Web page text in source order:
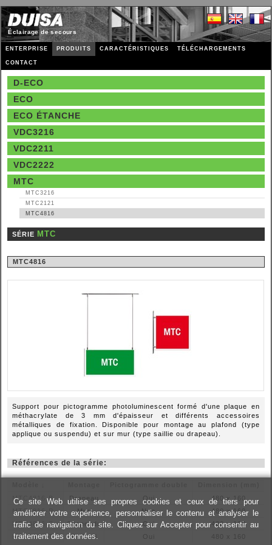
Éclairage de secours
ENTERPRISE PRODUITS CARACTÉRISTIQUES TÉLÉCHARGEMENTS
CONTACT
D-ECO
ECO
ECO ÉTANCHE
VDC3216
VDC2211
VDC2222
MTC
MTC3216
MTC2121
MTC4816
SÉRIE MTC
MTC4816
Support pour pictogramme photoluminescent formé d'une plaque en
méthacrylate de 3 mm d'épaisseur et différents accessoires
métalliques de fixation. Disponible pour montage au plafond (type
applique ou suspendu) et sur mur (type saillie ou drapeau).
Références de la série:
MTC4816-B
Drapeau Oui
480 x 160
MTC4816-P
Mur Non
480 x 160
MTC4816-S
Suspendu Oui
480 x 160
MTC4816-T
Plafond Oui 480 x 160
Ce site Web utilise ses propres cookies et ceux de tiers pour
améliorer votre expérience, personnaliser le contenu et analyser le
trafic de navigation du site. Cliquez sur Accepter pour consentir au
traitement des données.